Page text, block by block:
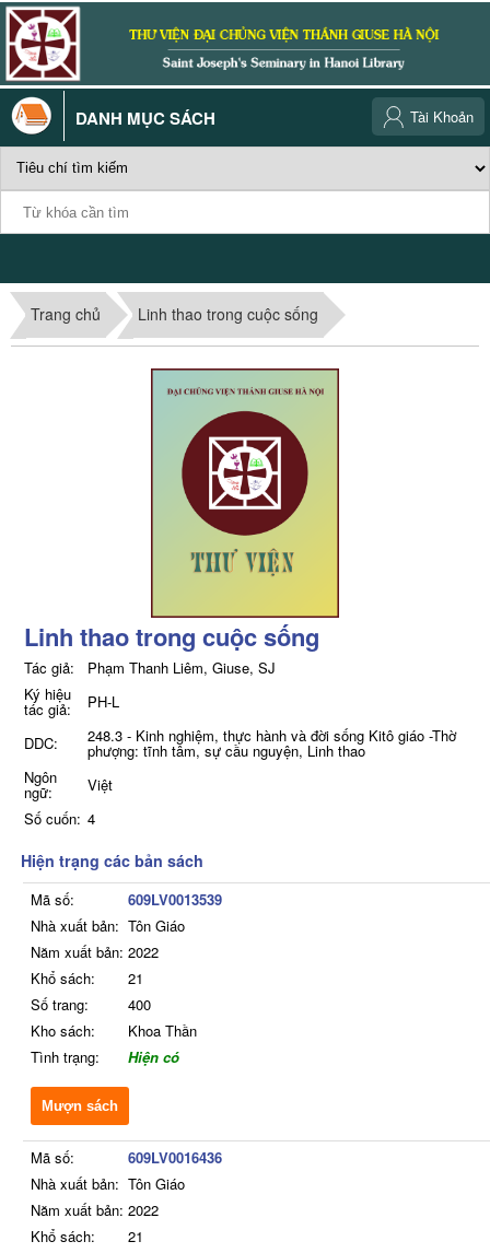
DANH MỤC SÁCH Tài Khoản
Trang chủ Linh thao trong cuộc sống
Linh thao trong cuộc sống
Tác giả:
Phạm Thanh Liêm, Giuse, SJ
Ký hiệu
tác giả:
PH-L
DDC:
248.3 - Kinh nghiệm, thực hành và đời sống Kitô giáo -Thờ
phượng: tĩnh tâm, sự cầu nguyện, Linh thao
Ngôn
ngữ:
Việt
Số cuốn: 4
Hiện trạng các bản sách
Mã số:
609LV0013539
Nhà xuất bản: Tôn Giáo
Năm xuất bản: 2022
Khổ sách:
21
Số trang:
400
Kho sách:
Khoa Thần
Tình trạng:
Hiện có
Mượn sách
Mã số:
609LV0016436
Nhà xuất bản: Tôn Giáo
Năm xuất bản: 2022
Khổ sách:
21